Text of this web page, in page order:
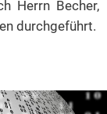
Herrn Becher,
durchgeführt.